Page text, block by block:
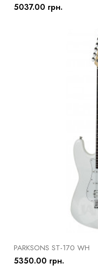
5037.00 грн.
PARKSONS ST-170 WH
5350.00 грн.